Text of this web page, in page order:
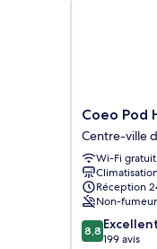
Coeo
Pod
Hostel
Beatas
Centre-
ville
de
Málaga
Coeo Pod
Centre-ville
Wi-Fi gratuit
Réception
Non-
8.8
sur
8,8 Excellent
199 avis